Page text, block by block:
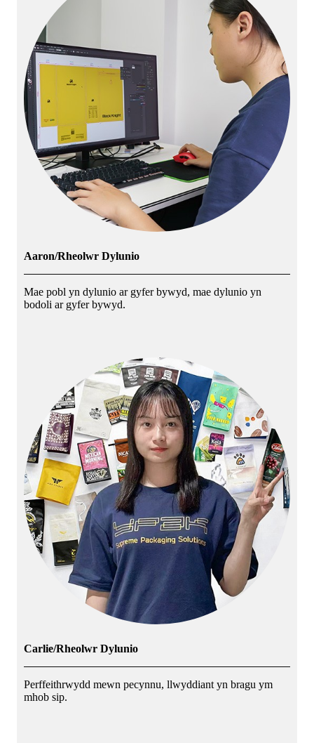
Aaron/Rheolwr Dylunio
Mae pobl yn dylunio ar gyfer bywyd, mae dylunio yn
bodoli ar gyfer bywyd.
Carlie/Rheolwr Dylunio
Perffeithrwydd mewn pecynnu, llwyddiant yn bragu ym
mhob sip.